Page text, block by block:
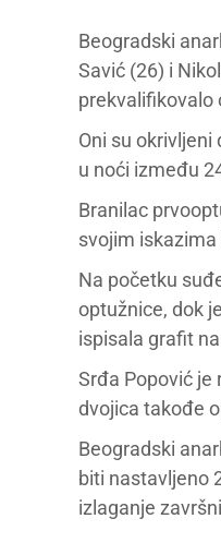
Beogradski
Savić (26) i
prekvalifikovalo
Oni su
u noći između
Branilac
svojim iskazima
Na početku
optužnice, dok
ispisala grafit
Srđa Popović je
dvojica takođe
Beogradski
biti nastavljeno
izlaganje